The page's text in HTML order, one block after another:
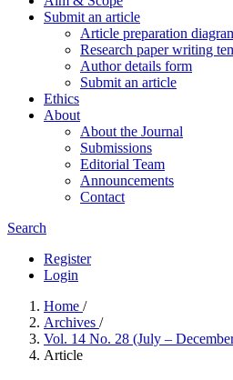
Submit an article
Article preparation
Research paper writing
Author details form
Submit an article
Ethics
About
About the Journal
Submissions
Editorial Team
Announcements
Contact
Search
Register
Login
Home /
Archives /
Vol. 14 No. 28 (July –
Article